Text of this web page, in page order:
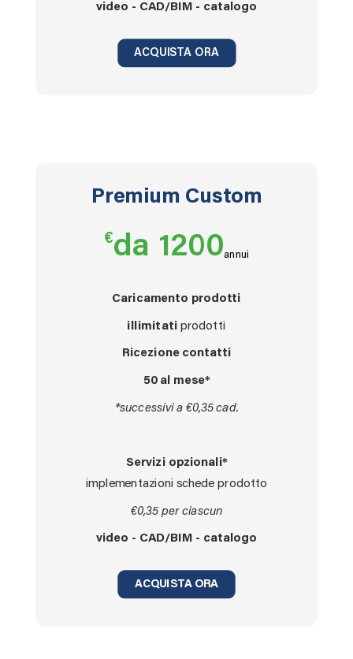
video - CAD/BIM - catalogo
ACQUISTA ORA
Premium Custom
€da 1200annui
Caricamento prodotti
illimitati prodotti
Ricezione contatti
50 al mese*
*successivi a €0,35 cad.
Servizi opzionali*
implementazioni schede prodotto
€0,35 per ciascun
video - CAD/BIM - catalogo
ACQUISTA ORA